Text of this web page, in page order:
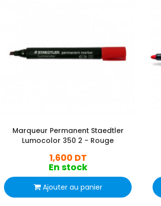
Marqueur Permanent Staedtler
Lumocolor 350 2 - Rouge
1,600 DT
En stock
Ajouter au panier